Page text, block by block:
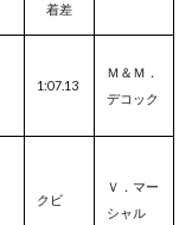
着差
1:07.13
Ｍ＆Ｍ．
デコック
クビ
Ｖ．マー
シャル